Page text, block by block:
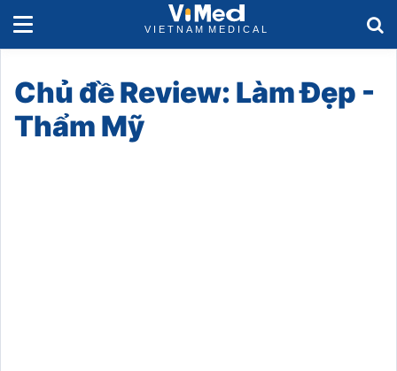
Chủ đề Review: Làm Đẹp -
Thẩm Mỹ